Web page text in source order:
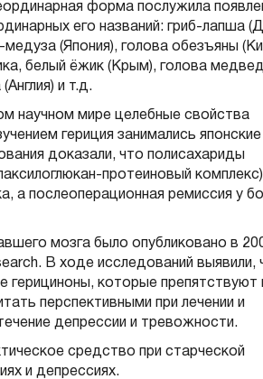
форма послужила
его названий: гриб-лапша
медуза (Япония), голова обезъяны
белый ёжик (Крым), голова
и т.д.
научном мире целебные свойства
гериция занимались японские
доказали, что полисахариды
протеиновый комплекс)
а послеоперационная ремиссия у
мозга было опубликовано в
В ходе исследований выявили,
которые препятствуют
перспективными при лечении и
депрессии и тревожности.
средство при старческой
и депрессиях.